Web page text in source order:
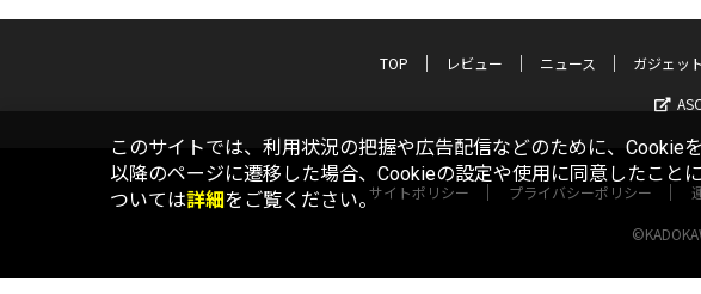
TOP レビュー ニュース ガジェット
サイトポリシー プライバシーポリシー
このサイトでは、利用状況の把握や広告配信などのために、Cookie
以降のページに遷移した場合、Cookieの設定や使用に同意したこと
ついては詳細をご覧ください。